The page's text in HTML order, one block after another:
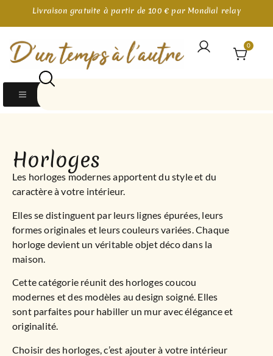
Livraison gratuite à partir de 100 € par Mondial relay
0
Horloges
Les horloges modernes apportent du style et du
caractère à votre intérieur.
Elles se distinguent par leurs lignes épurées, leurs
formes originales et leurs couleurs variées. Chaque
horloge devient un véritable objet déco dans la
maison.
Cette catégorie réunit des horloges coucou
modernes et des modèles au design soigné. Elles
sont parfaites pour habiller un mur avec élégance et
originalité.
Choisir des horloges, c’est ajouter à votre intérieur